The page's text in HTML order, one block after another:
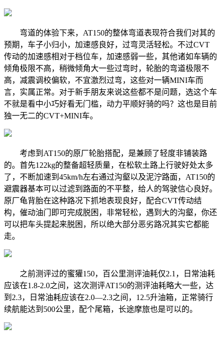
弯道的体验下来，AT150的整体弯道表现符合我们对其的
预期，车子小归小，加速感良好，过弯灵活轻松。不过CVT
传动的加速感相对于档位车，加速感弱一些，其他诸如车辆的
倾角极限不高，稍微倾角大一些过弯时，轮胎的弯道极限不
高，减震调校偏软，不宜激烈过弯，这些对一辆MINI车而
言，实属正常。对于新手朋友来说这些都不是问题，选这个车
不就是看中小巧好看无门槛，动力平顺好骑的吗？这也是目前
独一无二的CVT+MINI车。
考虑到AT150的原厂轮胎搭配，是兼顾了轻度非铺装路
的。首先122kg的整备超轻质量，在松软土路上行驶好处太多
了，不断加速到45km/h左右通过沟壑以及泥泞路面，AT150的
避震器基本可以过滤到路面的不平整，给人的驾驶信心良好。
原厂龟背胎在这种路况下抓地表现良好，配合CVT传动结
构，催动油门即可完成脱困，非常轻松，遇到大的沟壑，你还
可以把车头提起来脱困，所以绝大部分恶劣路况其实它都能
走。
之前测评过的蜜獾150，百公里测评油耗仅2.1，日常油耗
应该在1.8-2.0之间，这次测评AT150的测评油耗略大一些，达
到2.3，日常油耗应该在2.0—2.3之间，12.5升油箱，正常骑行
续航能达到500公里，配个尾箱，长途摩旅也是可以的。